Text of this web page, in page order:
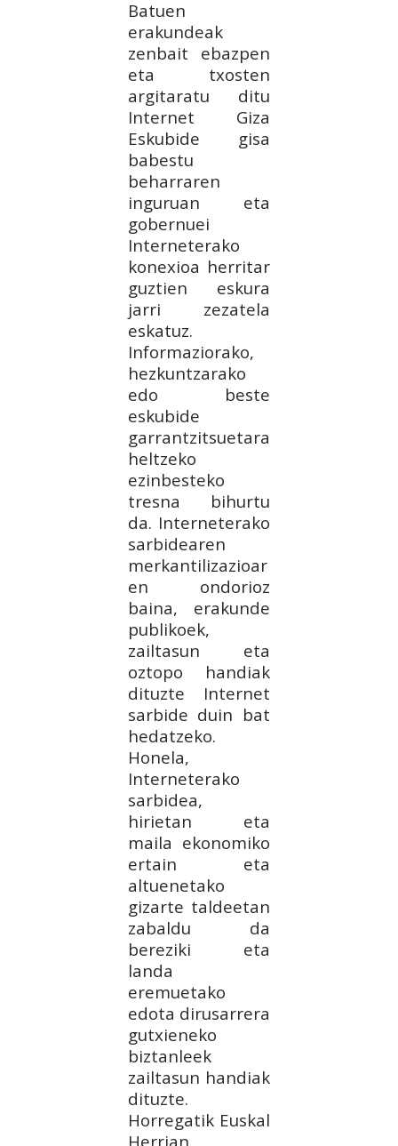
Batuen
erakundeak
zenbait ebazpen
eta txosten
argitaratu ditu
Internet Giza
Eskubide gisa
babestu
beharraren
inguruan eta
gobernuei
Interneterako
konexioa herritar
guztien eskura
jarri zezatela
eskatuz.
Informaziorako,
hezkuntzarako
edo beste
eskubide
garrantzitsuetara
heltzeko
ezinbesteko
tresna bihurtu
da. Interneterako
sarbidearen
merkantilizazioar
en ondorioz
baina, erakunde
publikoek,
zailtasun eta
oztopo handiak
dituzte Internet
sarbide duin bat
hedatzeko.
Honela,
Interneterako
sarbidea,
hirietan eta
maila ekonomiko
ertain eta
altuenetako
gizarte taldeetan
zabaldu da
bereziki eta
landa
eremuetako
edota dirusarrera
gutxieneko
biztanleek
zailtasun handiak
dituzte.
Horregatik Euskal
Herrian